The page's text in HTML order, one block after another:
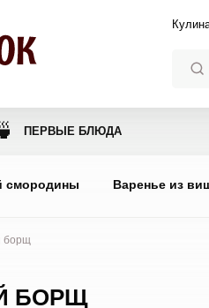
ПЕРВЫЕ БЛЮДА
смородины Варенье из
борщ
БОРЩ